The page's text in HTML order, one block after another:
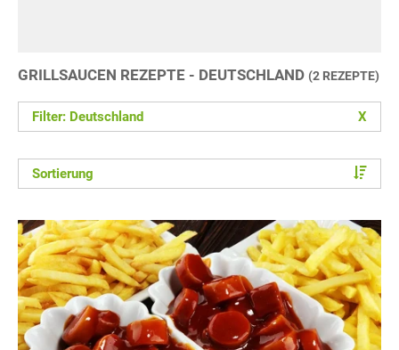
GRILLSAUCEN REZEPTE - DEUTSCHLAND (2 REZEPTE)
Filter: Deutschland X
Sortierung